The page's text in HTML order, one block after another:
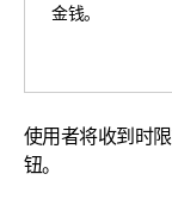
金钱。
使用者将收到时
钮。